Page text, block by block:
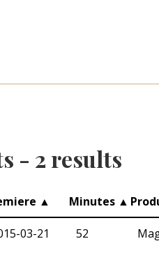
- 2 results
▲ Minutes ▲
03-21 52